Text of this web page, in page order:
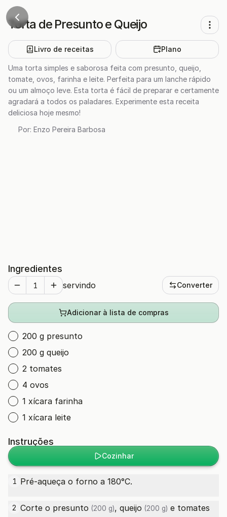
Torta de Presunto e Queijo
Livro de receitas Plano
Uma torta simples e saborosa feita com presunto, queijo,
tomate, ovos, farinha e leite. Perfeita para um lanche rápido
ou um almoço leve. Esta torta é fácil de preparar e certamente
agradará a todos os paladares. Experimente esta receita
deliciosa hoje mesmo!
Por: Enzo Pereira Barbosa
Ingredientes
servindo Converter
Adicionar à lista de compras
200 g presunto
200 g queijo
2 tomates
4 ovos
1 xícara farinha
1 xícara leite
Instruções
Cozinhar
1 Pré-aqueça o forno a 180°C.
2 Corte o presunto (200 g), queijo (200 g) e tomates